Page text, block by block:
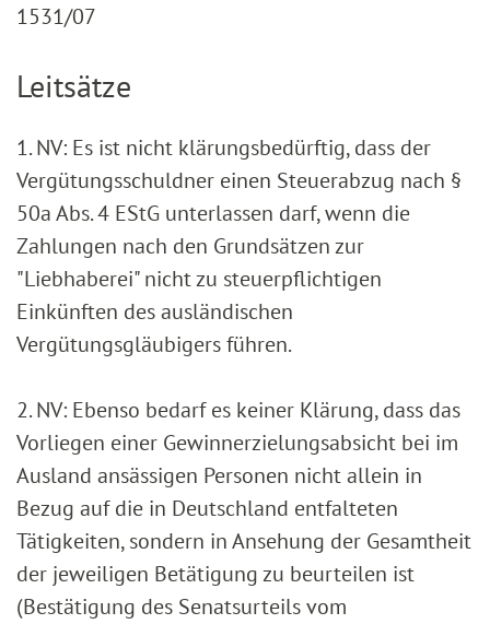
1531/07
Leitsätze
1. NV: Es ist nicht klärungsbedürftig, dass der
Vergütungsschuldner einen Steuerabzug nach §
50a Abs. 4 EStG unterlassen darf, wenn die
Zahlungen nach den Grundsätzen zur
"Liebhaberei" nicht zu steuerpflichtigen
Einkünften des ausländischen
Vergütungsgläubigers führen.
2. NV: Ebenso bedarf es keiner Klärung, dass das
Vorliegen einer Gewinnerzielungsabsicht bei im
Ausland ansässigen Personen nicht allein in
Bezug auf die in Deutschland entfalteten
Tätigkeiten, sondern in Ansehung der Gesamtheit
der jeweiligen Betätigung zu beurteilen ist
(Bestätigung des Senatsurteils vom